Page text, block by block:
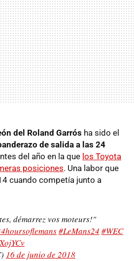
del Roland Garrós ha sido el
de salida a las 24
del año en la que los Toyota
posiciones. Una labor que
cuando competía junto a
démarrez vos moteurs!"
#LeMans24 #WEC
16 de junio de 2018